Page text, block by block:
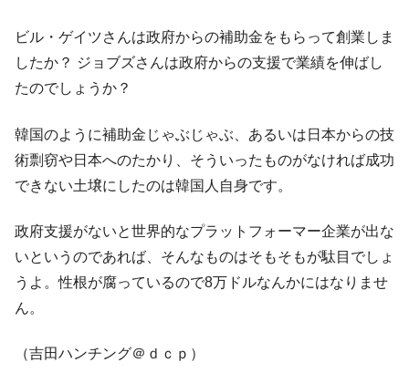
ビル・ゲイツさんは政府からの補助金をもらって創業しま
したか？ ジョブズさんは政府からの支援で業績を伸ばし
たのでしょうか？
韓国のように補助金じゃぶじゃぶ、あるいは日本からの技
術剽窃や日本へのたかり、そういったものがなければ成功
できない土壌にしたのは韓国人自身です。
政府支援がないと世界的なプラットフォーマー企業が出な
いというのであれば、そんなものはそもそもが駄目でしょ
うよ。性根が腐っているので8万ドルなんかにはなりませ
ん。
（吉田ハンチング＠ｄｃｐ）